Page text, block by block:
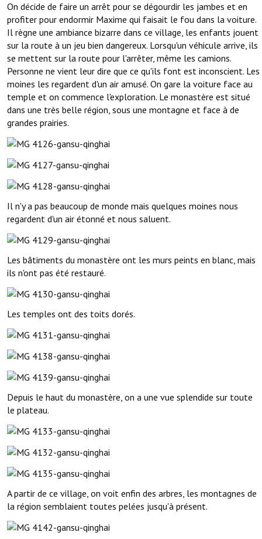
On décide de faire un arrêt pour se dégourdir les jambes et en
profiter pour endormir Maxime qui faisait le fou dans la voiture.
Il règne une ambiance bizarre dans ce village, les enfants jouent
sur la route à un jeu bien dangereux. Lorsqu'un véhicule arrive, ils
se mettent sur la route pour l'arrêter, même les camions.
Personne ne vient leur dire que ce qu'ils font est inconscient. Les
moines les regardent d'un air amusé. On gare la voiture face au
temple et on commence l'exploration. Le monastère est situé
dans une très belle région, sous une montagne et face à de
grandes prairies.
Il n'y a pas beaucoup de monde mais quelques moines nous
regardent d'un air étonné et nous saluent.
Les bâtiments du monastère ont les murs peints en blanc, mais
ils n'ont pas été restauré.
Les temples ont des toits dorés.
Depuis le haut du monastère, on a une vue splendide sur toute
le plateau.
A partir de ce village, on voit enfin des arbres, les montagnes de
la région semblaient toutes pelées jusqu'à présent.